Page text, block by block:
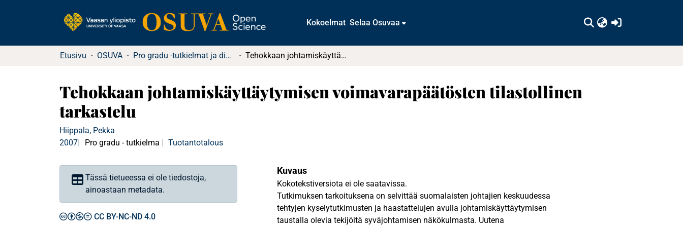
Kokoelmat Selaa Osuvaa
Etusivu OSUVA Pro gradu -tutkielmat ja diplomityöt Tehokkaan johtamiskäyttäytymisen voimavarapäätösten tilastollinen tarkastelu
Tehokkaan johtamiskäyttäytymisen voimavarapäätösten tilastollinen
tarkastelu
Hiippala, Pekka
2007
Pro gradu - tutkielma Tuotantotalous
Tässä tietueessa ei ole tiedostoja,
ainoastaan metadata.
CC BY-NC-ND 4.0
Kuvaus
Kokotekstiversiota ei ole saatavissa.
Tutkimuksen tarkoituksena on selvittää suomalaisten johtajien keskuudessa
tehtyjen kyselytutkimusten ja haastattelujen avulla johtamiskäyttäytymisen
taustalla olevia tekijöitä syväjohtamisen näkökulmasta. Uutena